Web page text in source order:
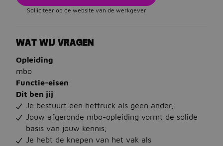
Solliciteer op de website van de werkgever
WAT WIJ VRAGEN
Opleiding
mbo
Functie-eisen
Dit ben jij
Je bestuurt een heftruck als geen ander;
Jouw afgeronde mbo-opleiding vormt de solide
basis van jouw kennis;
Je hebt de knepen van het vak als